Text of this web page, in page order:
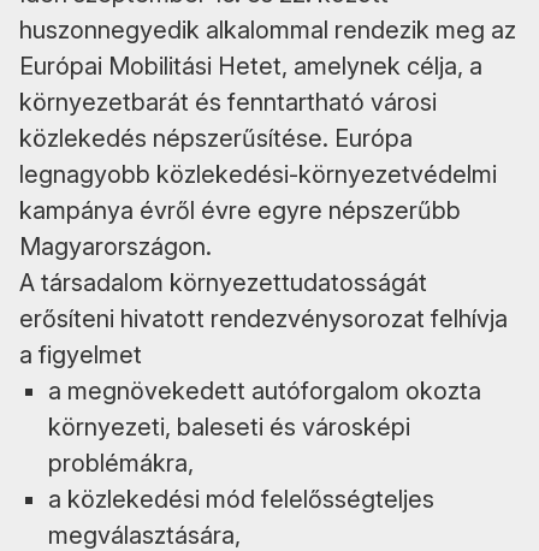
huszonnegyedik alkalommal rendezik meg az
Európai Mobilitási Hetet, amelynek célja, a
környezetbarát és fenntartható városi
közlekedés népszerűsítése. Európa
legnagyobb közlekedési-környezetvédelmi
kampánya évről évre egyre népszerűbb
Magyarországon.
A társadalom környezettudatosságát
erősíteni hivatott rendezvénysorozat felhívja
a figyelmet
a megnövekedett autóforgalom okozta
környezeti, baleseti és városképi
problémákra,
a közlekedési mód felelősségteljes
megválasztására,